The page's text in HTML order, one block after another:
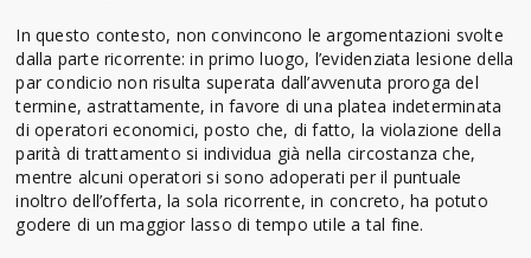
In questo contesto, non convincono le argomentazioni svolte
dalla parte ricorrente: in primo luogo, l’evidenziata lesione della
par condicio non risulta superata dall’avvenuta proroga del
termine, astrattamente, in favore di una platea indeterminata
di operatori economici, posto che, di fatto, la violazione della
parità di trattamento si individua già nella circostanza che,
mentre alcuni operatori si sono adoperati per il puntuale
inoltro dell’offerta, la sola ricorrente, in concreto, ha potuto
godere di un maggior lasso di tempo utile a tal fine.